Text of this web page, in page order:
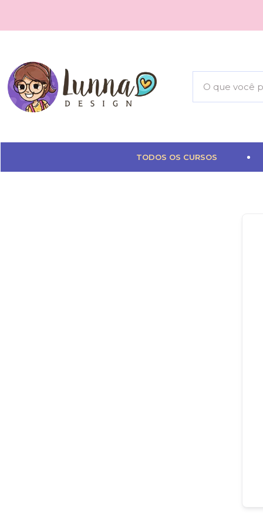
TODOS OS CURSOS